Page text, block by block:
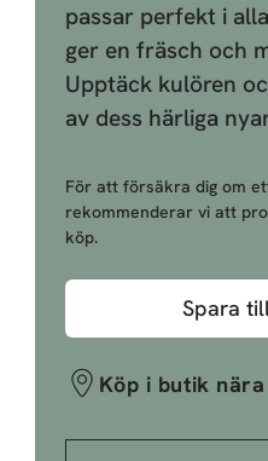
passar perfekt i
ger en fräsch och
Upptäck kulören
av dess härliga
För att försäkra dig om
rekommenderar vi att
köp.
Spara
Köp i butik nära